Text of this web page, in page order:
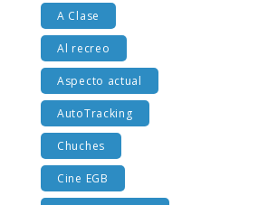
A Clase
Al recreo
Aspecto actual
AutoTracking
Chuches
Cine EGB